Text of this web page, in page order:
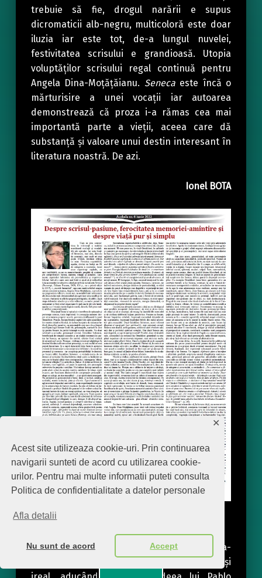
Acest site utilizeaza cookie-uri. Prin continuarea
navigarii sunteti de acord cu utilizarea cookie-
urilor. Pentru mai multe informatii puteti consulta
Politica de confidentialitate a datelor personale
Afla detalii
Nu sunt de acord Accept
✕
trebuie să fie, drogul narării e supus
dicromaticii alb-negru, multicoloră este doar
iluzia iar este tot, de-a lungul nuvelei,
festivitatea scrisului e grandioasă. Utopia
voluptăților scrisului regal continuă pentru
Angela Dina-Moțățăianu. Senecaeste încă o
mărturisire a unei vocații iar autoarea
demonstrează că proza i-a rămas cea mai
importantă parte a vieții, aceea care dă
substanță și valoare unui destin interesant în
literatura noastră. De azi.
Ionel BOTA
Cu nuvela fantastică Seneca, Angela Dina-
Mățățăianu șterge granița epică dintre real și